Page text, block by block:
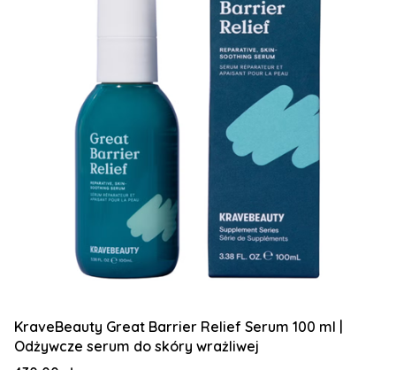
KraveBeauty Great Barrier Relief Serum 100 ml |
Odżywcze serum do skóry wrażliwej